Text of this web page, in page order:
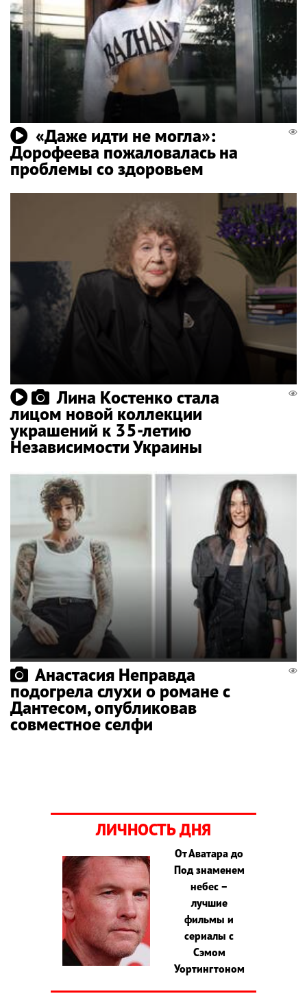
«Даже идти не могла»:
Дорофеева пожаловалась на
проблемы со здоровьем
Лина Костенко стала
лицом новой коллекции
украшений к 35-летию
Независимости Украины
Анастасия Неправда
подогрела слухи о романе с
Дантесом, опубликовав
совместное селфи
ЛИЧНОСТЬ ДНЯ
От Аватара до
Под знаменем
небес –
лучшие
фильмы и
сериалы с
Сэмом
Уортингтоном